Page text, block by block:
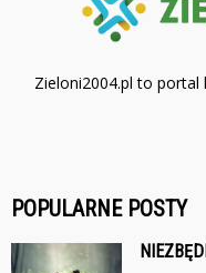
Zieloni2004.pl to portal
POPULARNE POSTY